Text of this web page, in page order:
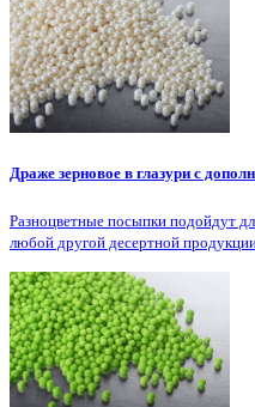
Драже зерновое в глазури с
Разноцветные посыпки подойдут
любой другой десертной